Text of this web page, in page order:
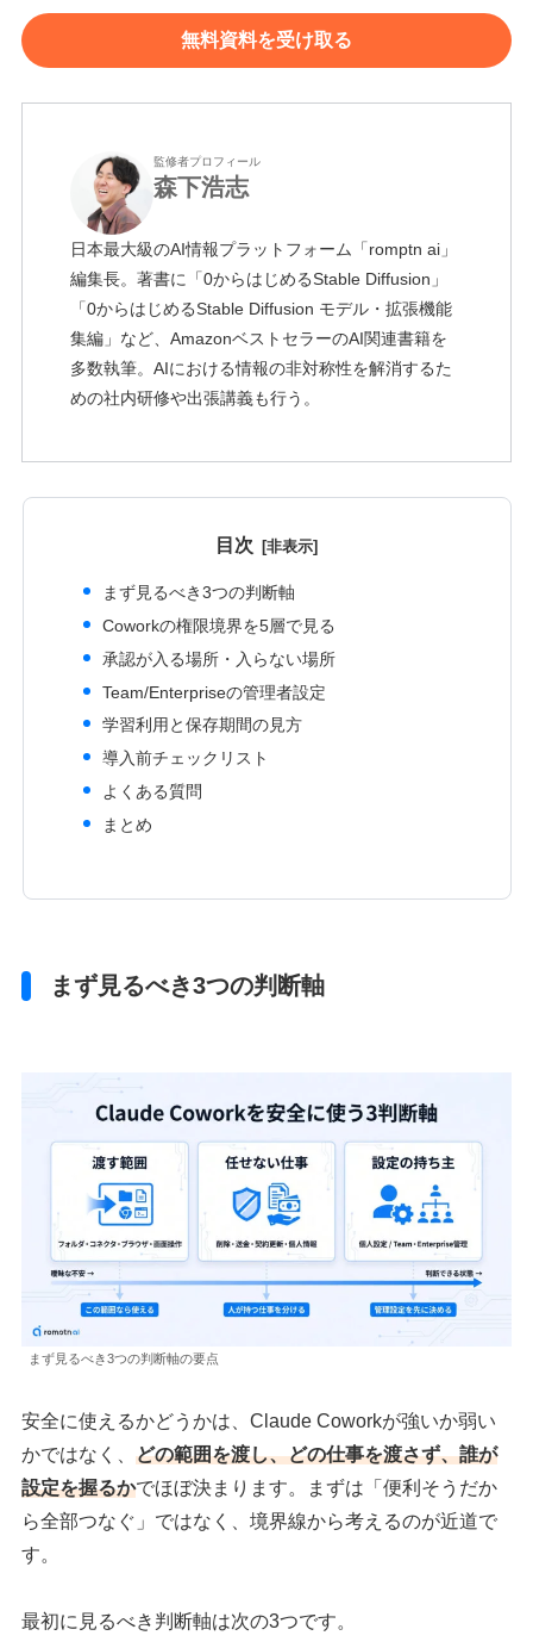
無料資料を受け取る
監修者プロフィール
森下浩志
日本最大級のAI情報プラットフォーム「romptn ai」
編集長。著書に「0からはじめるStable Diffusion」
「0からはじめるStable Diffusion モデル・拡張機能
集編」など、AmazonベストセラーのAI関連書籍を
多数執筆。AIにおける情報の非対称性を解消するた
めの社内研修や出張講義も行う。
目次
まず見るべき3つの判断軸
Coworkの権限境界を5層で見る
承認が入る場所・入らない場所
Team/Enterpriseの管理者設定
学習利用と保存期間の見方
導入前チェックリスト
よくある質問
まとめ
まず見るべき3つの判断軸
まず見るべき3つの判断軸の要点
安全に使えるかどうかは、Claude Coworkが強いか弱い
かではなく、どの範囲を渡し、どの仕事を渡さず、誰が
設定を握るかでほぼ決まります。まずは「便利そうだか
ら全部つなぐ」ではなく、境界線から考えるのが近道で
す。
最初に見るべき判断軸は次の3つです。